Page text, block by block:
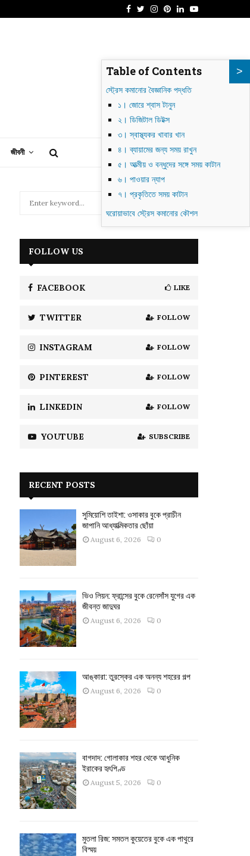
Facebook
Twitter
Instagram
Pinterest
LinkedinYoutube
জীবনী
S
C
H
FOLLOW US
FACEBOOK LIKE
TWITTER FOLLOW
INSTAGRAM FOLLOW
PINTEREST FOLLOW
LINKEDIN FOLLOW
YOUTUBE SUBSCRIBE
RECENT POSTS
সুমিয়োশি তাইশা: ওসাকার বুকে প্রাচীন
জাপানি আধ্যাত্মিকতার ছোঁয়া
August 6, 2026 0
ভিও লিয়ন: ফ্রান্সের বুকে রেনেসাঁস যুগের এক
জীবন্ত জাদুঘর
August 6, 2026 0
আঙ্কারা: তুরস্কের এক অনন্য শহরের গল্প
August 6, 2026 0
বাগদাদ: গোলাকার শহর থেকে আধুনিক
ইরাকের হৃৎপিণ্ড
August 5, 2026 0
মুতলা রিজ: সমতল কুয়েতের বুকে এক পাথুরে
বিস্ময়
Table of Contents
স্ট্রেস কমানোর বৈজ্ঞানিক পদ্ধতি
১। জোরে শ্বাস টানুন
২। ডিজিটাল ডিটক্স
৩। স্বাস্থ্যকর খাবার খান
৪। ব্যায়ামের জন্য সময় রাখুন
৫। আত্মীয় ও বন্ধুদের সঙ্গে সময় কাটান
৬। পাওয়ার ন্যাপ
৭। প্রকৃতিতে সময় কাটান
ঘরোয়াভাবে স্ট্রেস কমানোর কৌশল